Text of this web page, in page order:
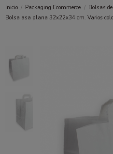
Inicio Packaging Ecommerce Bolsas
Bolsa asa plana 32x22x34 cm. Varios